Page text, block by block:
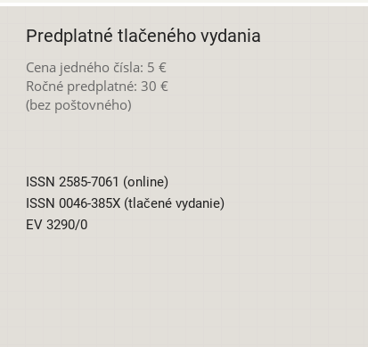
Predplatné tlačeného vydania
Cena jedného čísla: 5 €
Ročné predplatné: 30 €
(bez poštovného)
ISSN 2585-7061 (online)
ISSN 0046-385X (tlačené vydanie)
EV 3290/0